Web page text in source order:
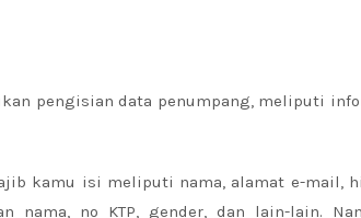
pengisian data penumpang, meliputi
kamu isi meliputi nama, alamat e-mail,
nama, no KTP, gender, dan lain-lain.